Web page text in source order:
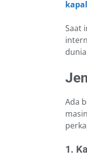
kapal
Saat
Ada
1.